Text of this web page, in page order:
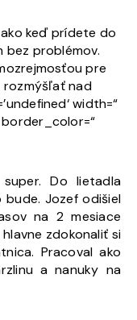
keď prídete do
bez problémov.
pre
rozmýšľať nad
width=“
Do lietadla
Jozef odišiel
na 2 mesiace
zdokonaliť si
Pracoval ako
a nanuky na